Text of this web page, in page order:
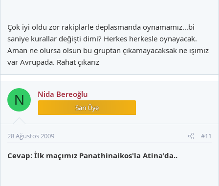
Çok iyi oldu zor rakiplarle deplasmanda oynamamız...bi
saniye kurallar değişti dimi? Herkes herkesle oynayacak.
Aman ne olursa olsun bu gruptan çıkamayacaksak ne işimiz
var Avrupada. Rahat çıkarız
N Nida Bereoğlu
28 Ağustos 2009 #11
Cevap: İlk maçımız Panathinaikos'la Atina'da..